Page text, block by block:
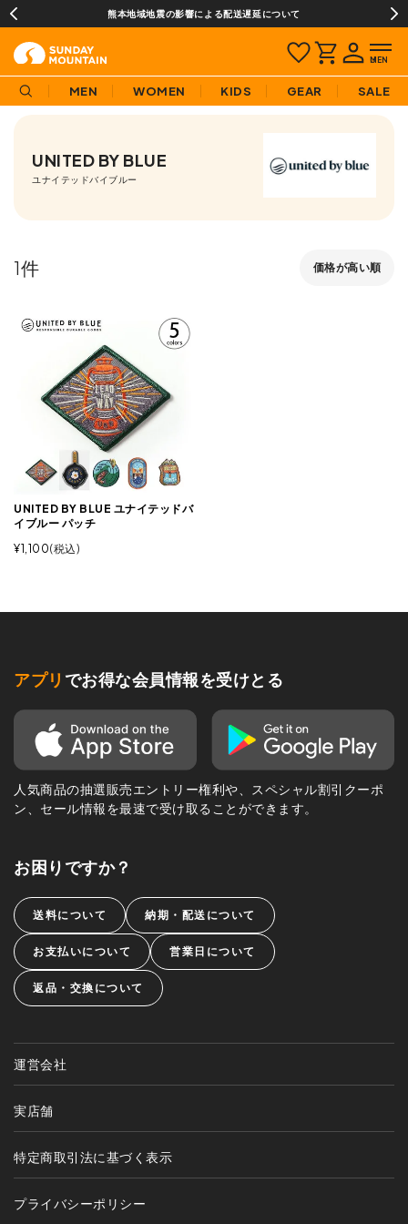
熊本地域地震の影響による配送遅延について
MEN WOMEN KIDS GEAR SALE
UNITED BY BLUE
ユナイテッドバイブルー
価格が高い順
1
UNITED BY BLUE ユナイテッドバ
イブルー パッチ
¥1,100 税込
アプリ でお得な会員情報を受けとる
人気商品の抽選販売エントリー権利や、スペシャル割引クーポ
ン、セール情報を最速で受け取ることができます。
お困りですか？
送料について 納期・配送について
お支払いについて 営業日について
返品・交換について
運営会社
実店舗
特定商取引法に基づく表示
プライバシーポリシー